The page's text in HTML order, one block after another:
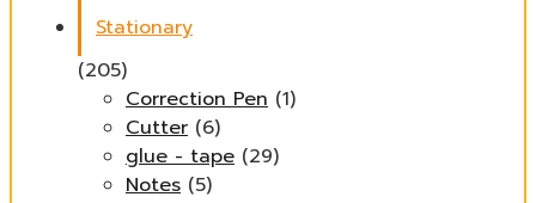
Stationary
(205)
Correction Pen (1)
Cutter (6)
glue - tape (29)
Notes (5)